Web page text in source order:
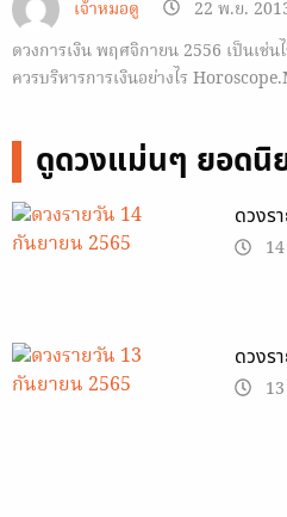
เจ้าหมอดู
22 พ.ย.
ดวงการเงิน พฤศจิกายน 2556 เป็นเช่น
ควรบริหารการเงินอย่างไร
ดูดวงแม่นๆ ยอดนิ
ดวงร
ดวงร